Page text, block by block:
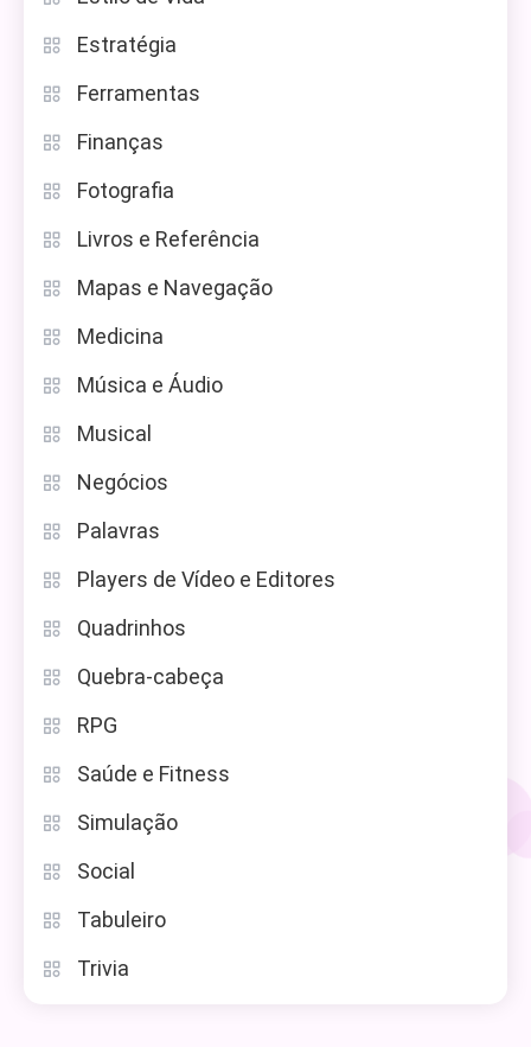
Estratégia
Ferramentas
Finanças
Fotografia
Livros e Referência
Mapas e Navegação
Medicina
Música e Áudio
Musical
Negócios
Palavras
Players de Vídeo e Editores
Quadrinhos
Quebra-cabeça
RPG
Saúde e Fitness
Simulação
Social
Tabuleiro
Trivia